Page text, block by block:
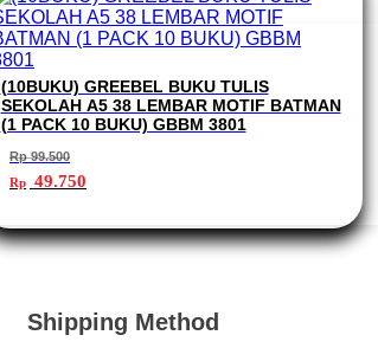
(10BUKU) GREEBEL BUKU TULIS
SEKOLAH A5 38 LEMBAR MOTIF BATMAN
(1 PACK 10 BUKU) GBBM 3801
Rp99.500
Harga
aslinya
Rp 99.500.
Rp 49.750saat
adalah:
Rp 49.750.
Shipping Method